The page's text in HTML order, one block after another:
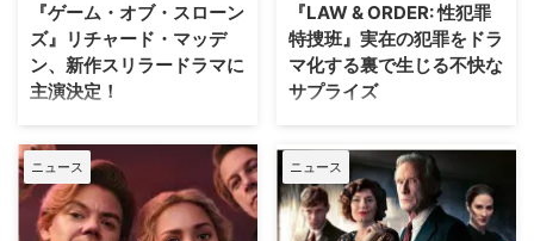
『ゲーム・オブ・スローン
ズ』リチャード・マッデ
ン、新作スリラードラマに
主演決定！
大ヒットドラマ『ゲーム・オブ・
スローンズ』のロブ・スターク役
でブレイクしたリチャード・マッ
デンが、新作スリラードラマ
『Trauma（原題）』に主演する
『LAW & ORDER: 性犯罪
特捜班』実在の犯罪をドラ
マ化する裏で生じる不快な
サプライズ
ロングランヒットを誇る犯罪捜査
ドラマ『LAW & ORDER』シリー
ズ。本作の最大の魅力の一つは、
実際に起きた事件に着想を得たリ
アリティあふれるストーリー展開
ニュース ニュース